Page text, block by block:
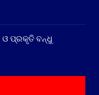
ଓ ପ୍ରକୃତି ବନ୍ଧୁ